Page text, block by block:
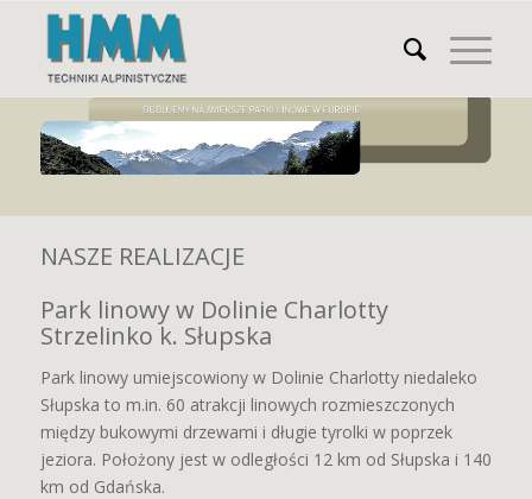
NASZE REALIZACJE
Park linowy w Dolinie Charlotty
Strzelinko k. Słupska
Park linowy umiejscowiony w Dolinie Charlotty niedaleko
Słupska to m.in. 60 atrakcji linowych rozmieszczonych
między bukowymi drzewami i długie tyrolki w poprzek
jeziora. Położony jest w odległości 12 km od Słupska i 140
km od Gdańska.